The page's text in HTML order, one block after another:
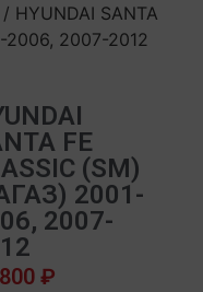
/ HYUNDAI SANTA
2006, 2007-2012
FE
(SM)
2001-
2007-
₽